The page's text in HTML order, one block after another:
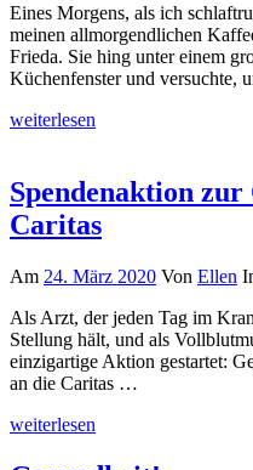
Eines Morgens, als ich
meinen allmorgendlichen
Frieda. Sie hing unter einem
Küchenfenster und versuchte,
weiterlesen
Spendenaktion
Caritas
Am 24. März 2020 Von Ellen
Als Arzt, der jeden Tag im
Stellung hält, und als
einzigartige Aktion gestartet:
an die Caritas …
weiterlesen